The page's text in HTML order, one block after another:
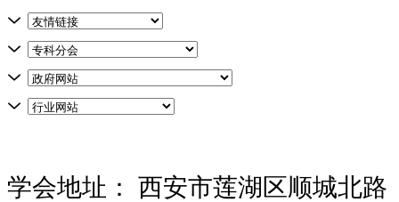
学会地址：
西安市莲湖区顺城北路